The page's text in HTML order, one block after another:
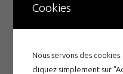
Cookies
Nous servons des
cliquez simplement sur